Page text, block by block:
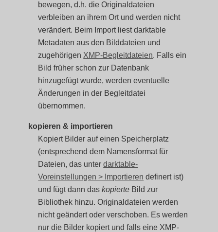
bewegen, d.h. die Originaldateien
verbleiben an ihrem Ort und werden nicht
verändert. Beim Import liest darktable
Metadaten aus den Bilddateien und
zugehörigen XMP-Begleitdateien. Falls ein
Bild früher schon zur Datenbank
hinzugefügt wurde, werden eventuelle
Änderungen in der Begleitdatei
übernommen.
kopieren & importieren
Kopiert Bilder auf einen Speicherplatz
(entsprechend dem Namensformat für
Dateien, das unterdarktable-
Voreinstellungen > Importieren definert ist)
und fügt dann daskopierte Bild zur
Bibliothek hinzu. Originaldateien werden
nicht geändert oder verschoben. Es werden
nur die Bilder kopiert und falls eine XMP-